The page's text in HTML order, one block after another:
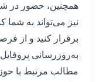
نیز می‌تواند به شما
برقرار کنید و از
به‌روزرسانی
مطالب مرتبط با